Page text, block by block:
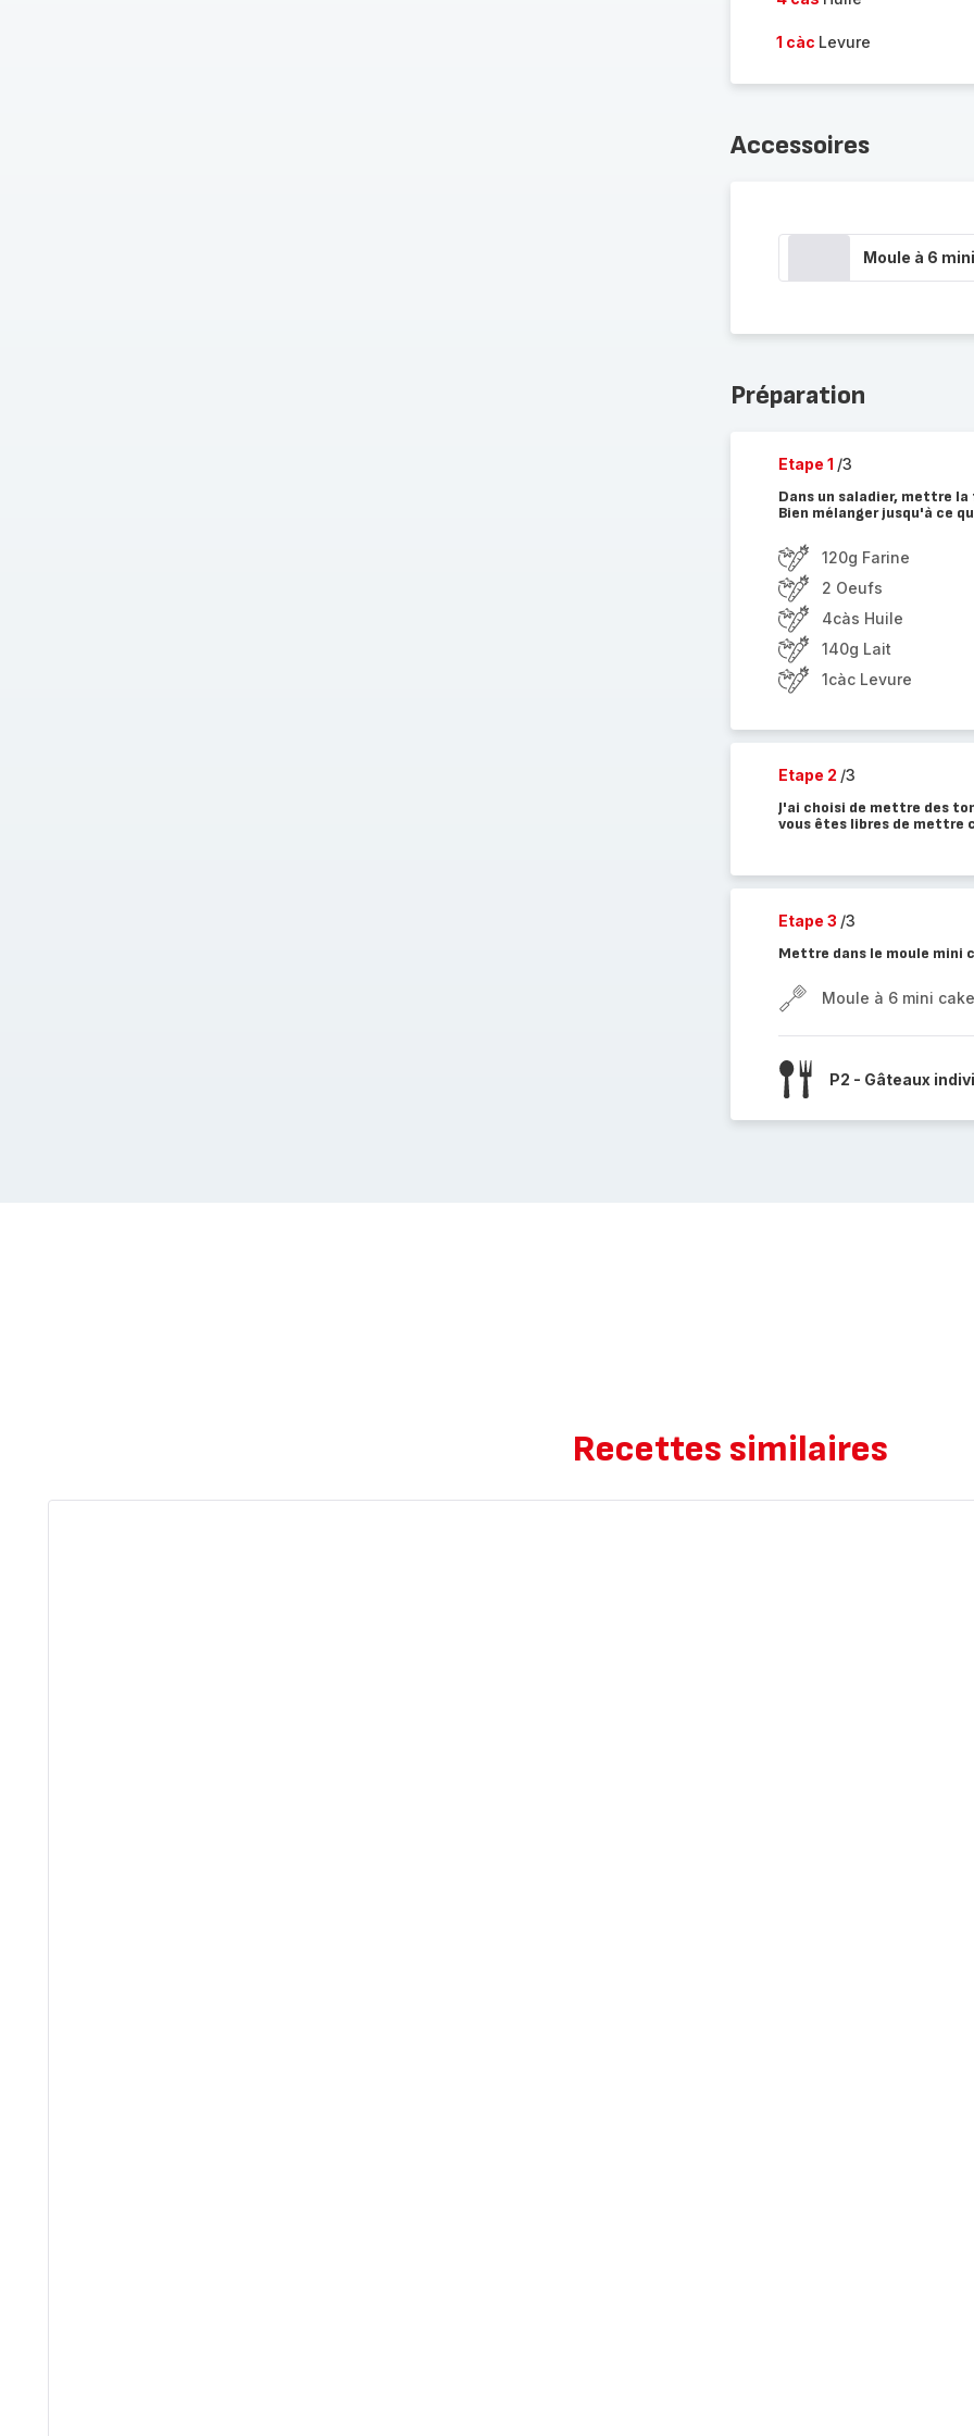
1 càc Levure
Accessoires
Moule à 6
Préparation
Etape 1 /3
Dans un saladier, mettre
Bien mélanger jusqu'à ce
120g Farine
2 Oeufs
4càs Huile
140g Lait
1càc Levure
Etape 2 /3
J'ai choisi de mettre des
vous êtes libres de mettre
Etape 3 /3
Mettre dans le moule mini
Moule à 6 mini
P2 - Gâteaux
Recettes similaires